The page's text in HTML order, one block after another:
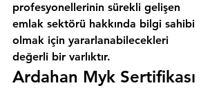
profesyonellerinin sürekli gelişen
emlak sektörü hakkında bilgi sahibi
olmak için yararlanabilecekleri
değerli bir varlıktır.
Ardahan Myk Sertifikası